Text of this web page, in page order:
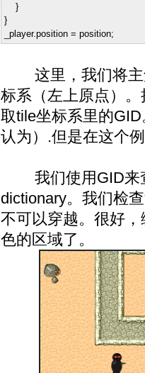
}
}
_player.position = position;
这里，我们将主
标系（左上原点）
取tile坐标系里的
认为）.但是在这个
我们使用GID来查
dictionary。我们检
不可以穿越。很好
色的区域了。